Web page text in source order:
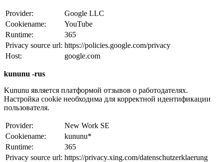
Provider:
Google LLC
Cookiename:
YouTube
Runtime:
365
Privacy source url: https://policies.google.com/privacy
Host:
google.com
kununu -rus
Kununu является платформой отзывов о работодателях.
Настройка cookie необходима для корректной идентификации
пользователя.
Provider:
New Work SE
Cookiename:
kununu*
Runtime:
365
Privacy source url: https://privacy.xing.com/datenschutzerklaerung